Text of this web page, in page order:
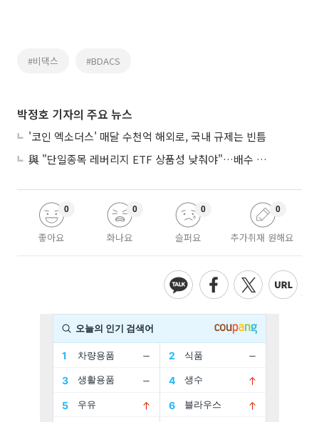
#비댁스 #BDACS
박정호 기자의 주요 뉴스
'코인 엑소더스' 매달 수천억 해외로, 국내 규제는 빈틈
與 "단일종목 레버리지 ETF 상품성 낮춰야"…배수 조정안도 거론
좋아요
0
화나요
0
슬퍼요
0
추가취재 원해요
0